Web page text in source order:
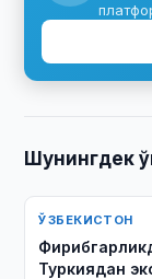
Шунингдек
ЎЗБЕКИСТОН
Туркиядан